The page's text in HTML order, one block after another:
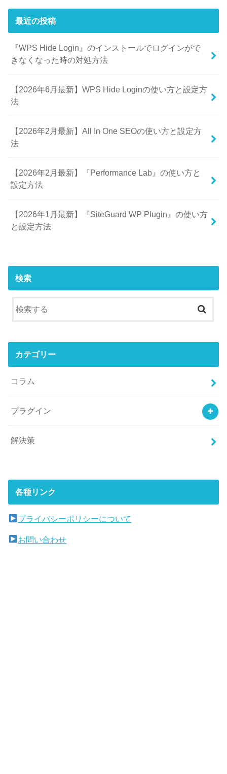
最近の投稿
『WPS Hide Login』のインストールでログインがで
きなくなった時の対処方法
【2026年6月最新】WPS Hide Loginの使い方と設定方
法
【2026年2月最新】All In One SEOの使い方と設定方
法
【2026年2月最新】『Performance Lab』の使い方と
設定方法
【2026年1月最新】『SiteGuard WP Plugin』の使い方
と設定方法
検索
カテゴリー
コラム
プラグイン
解決策
各種リンク
プライバシーポリシーについて
お問い合わせ